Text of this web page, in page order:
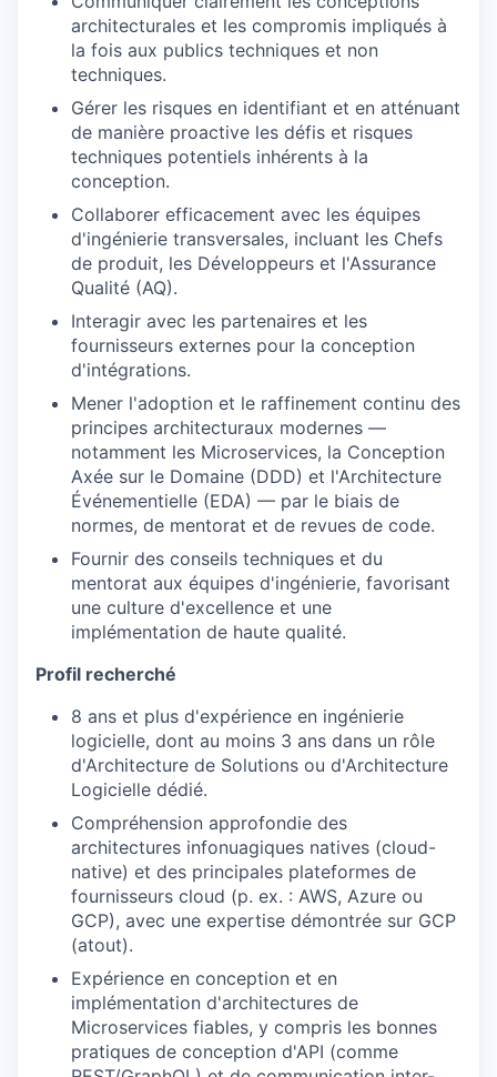
architecturales et les compromis impliqués à
la fois aux publics techniques et non
techniques.
Gérer les risques en identifiant et en atténuant
de manière proactive les défis et risques
techniques potentiels inhérents à la
conception.
Collaborer efficacement avec les équipes
d'ingénierie transversales, incluant les Chefs
de produit, les Développeurs et l'Assurance
Qualité (AQ).
Interagir avec les partenaires et les
fournisseurs externes pour la conception
d'intégrations.
Mener l'adoption et le raffinement continu des
principes architecturaux modernes —
notamment les Microservices, la Conception
Axée sur le Domaine (DDD) et l'Architecture
Événementielle (EDA) — par le biais de
normes, de mentorat et de revues de code.
Fournir des conseils techniques et du
mentorat aux équipes d'ingénierie, favorisant
une culture d'excellence et une
implémentation de haute qualité.
Profil recherché
8 ans et plus d'expérience en ingénierie
logicielle, dont au moins 3 ans dans un rôle
d'Architecture de Solutions ou d'Architecture
Logicielle dédié.
Compréhension approfondie des
architectures infonuagiques natives (cloud-
native) et des principales plateformes de
fournisseurs cloud (p. ex. : AWS, Azure ou
GCP), avec une expertise démontrée sur GCP
(atout).
Expérience en conception et en
implémentation d'architectures de
Microservices fiables, y compris les bonnes
pratiques de conception d'API (comme